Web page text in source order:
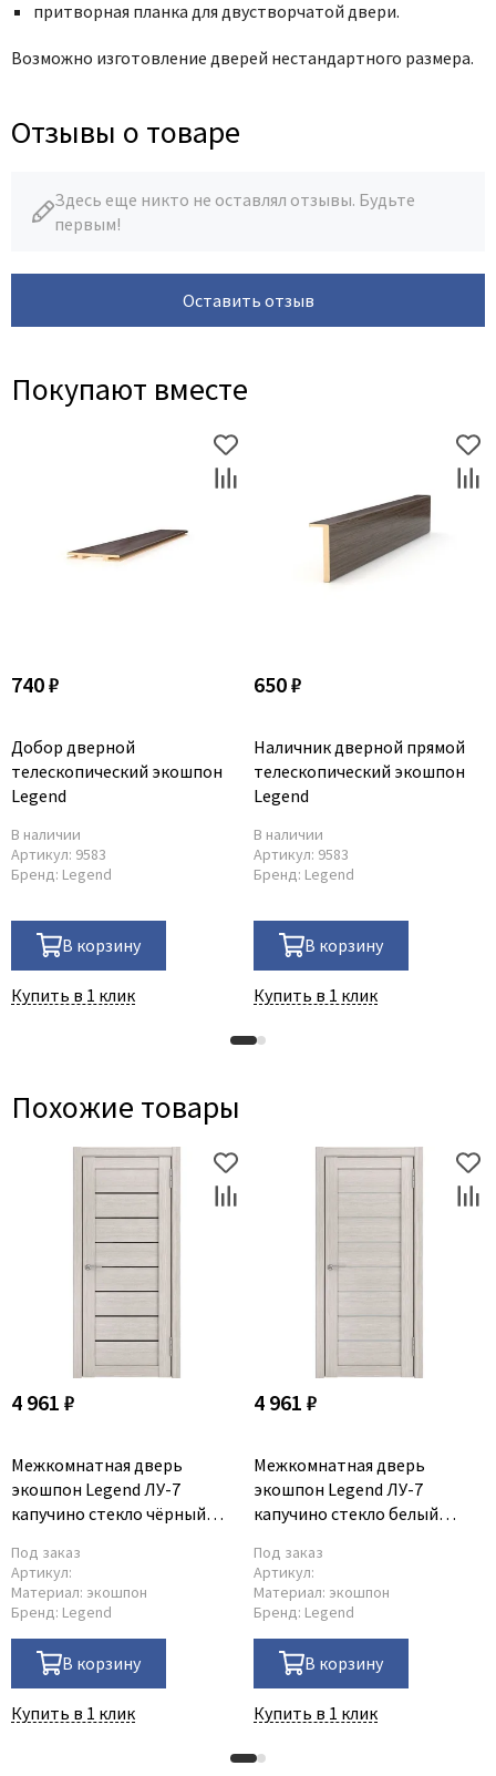
притворная планка для двустворчатой двери.
Возможно изготовление дверей нестандартного размера.
Отзывы о товаре
Здесь еще никто не оставлял отзывы. Будьте
первым!
Оставить отзыв
Покупают вместе
740 ₽
Добор дверной
телескопический экошпон
Legend
В наличии
Артикул: 9583
Бренд: Legend
В корзину
Купить в 1 клик
650 ₽
Наличник дверной прямой
телескопический экошпон
Legend
В наличии
Артикул: 9583
Бренд: Legend
В корзину
Купить в 1 клик
Похожие товары
4 961 ₽
Межкомнатная дверь
экошпон Legend ЛУ-7
капучино стекло чёрный
Под заказ
Артикул:
Материал: экошпон
Бренд: Legend
В корзину
Купить в 1 клик
4 961 ₽
Межкомнатная дверь
экошпон Legend ЛУ-7
капучино стекло белый
Под заказ
Артикул:
Материал: экошпон
Бренд: Legend
В корзину
Купить в 1 клик